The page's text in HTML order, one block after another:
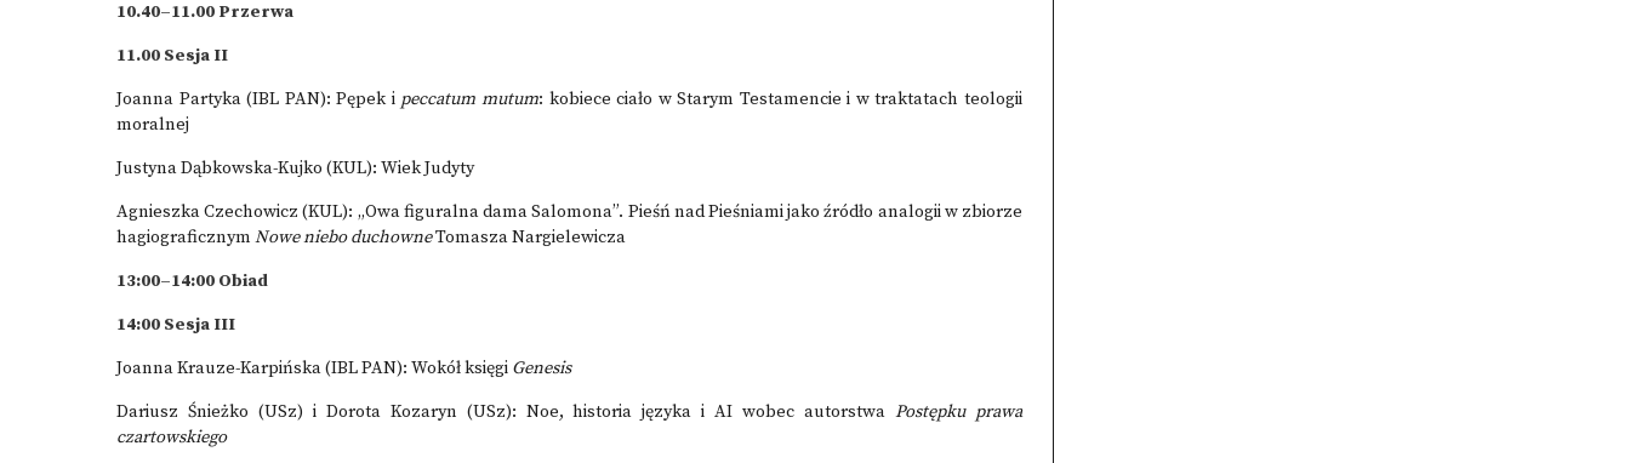
10.40–11.00 Przerwa
11.00 Sesja II
Joanna Partyka (IBL PAN): Pępek i peccatum mutum: kobiece ciało w Starym Testamencie i w traktatach teologii
moralnej
Justyna Dąbkowska-Kujko (KUL): Wiek Judyty
Agnieszka Czechowicz (KUL): „Owa figuralna dama Salomona”. Pieśń nad Pieśniami jako źródło analogii w zbiorze
hagiograficznym Nowe niebo duchowneTomasza Nargielewicza
13:00–14:00 Obiad
14:00 Sesja III
Joanna Krauze-Karpińska (IBL PAN): Wokół księgi Genesis
Dariusz Śnieżko (USz) i Dorota Kozaryn (USz): Noe, historia języka i AI wobec autorstwaPostępku prawa
czartowskiego